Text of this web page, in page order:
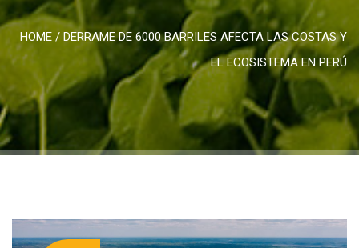
HOME / DERRAME DE 6000 BARRILES AFECTA LAS COSTAS Y
EL ECOSISTEMA EN PERÚ